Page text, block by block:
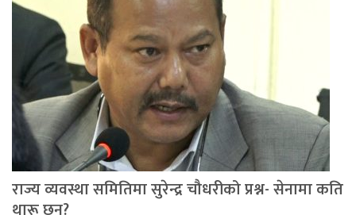
राज्य व्यवस्था समितिमा सुरेन्द्र चौधरीको प्रश्न- सेनामा कति